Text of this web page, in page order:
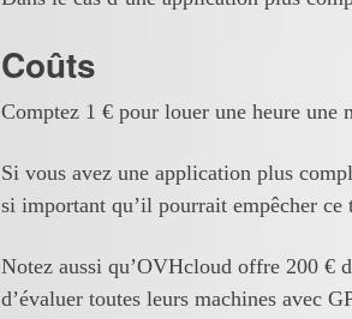
Coûts
Comptez 1 € pour louer une heure une
Si vous avez une application plus
si important qu’il pourrait empêcher ce
Notez aussi qu’OVHcloud offre 200 €
d’évaluer toutes leurs machines avec